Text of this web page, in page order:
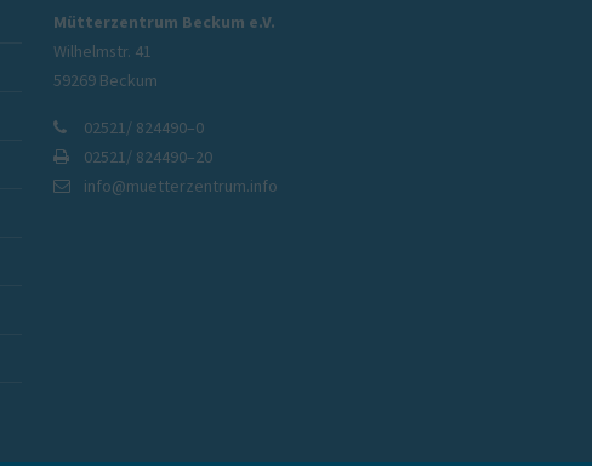
Mütterzentrum Soziales Netzwerk gGmbH
Betreuung, Beratung und Unterstützung –
individuell für Menschen in der Region
Mütterzentrum Beckum e.V.
Wilhelmstr. 41
59269 Beckum
02521/ 824490–0
02521/ 824490–20
info@muetterzentrum.info